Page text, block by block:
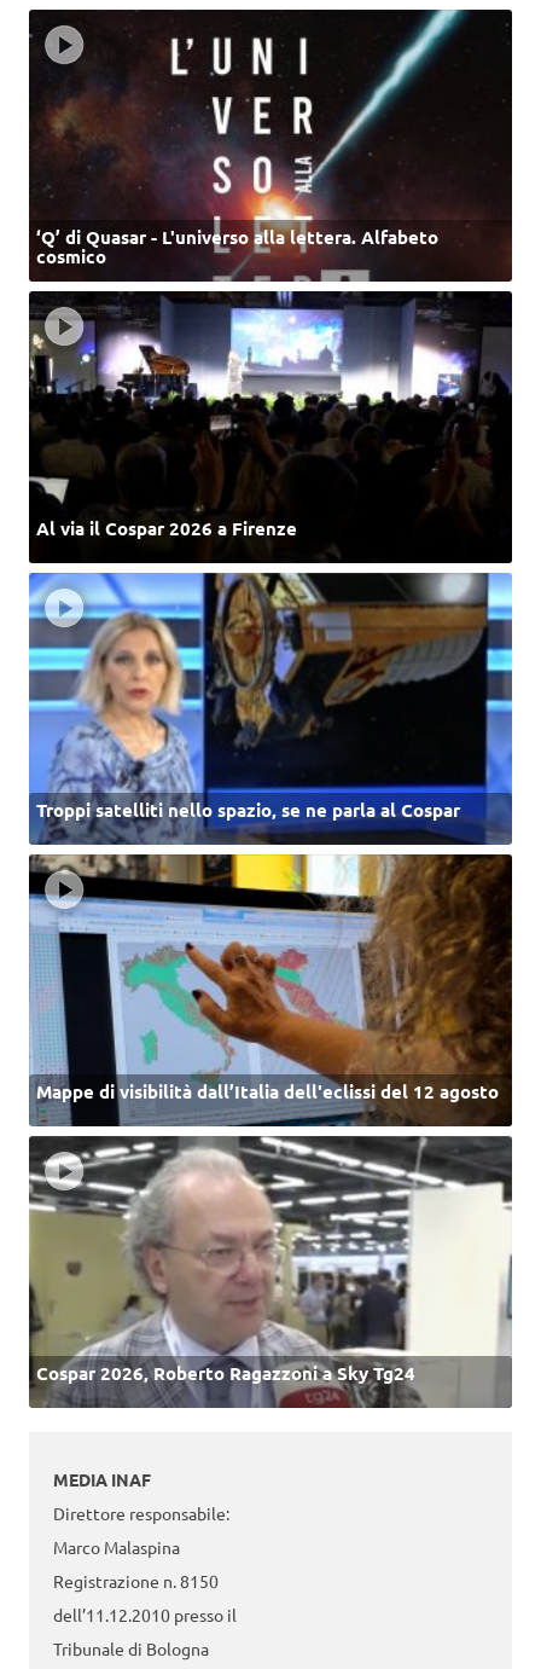
‘Q’ di Quasar - L'universo alla lettera. Alfabeto
cosmico
Al via il Cospar 2026 a Firenze
Troppi satelliti nello spazio, se ne parla al Cospar
Mappe di visibilità dall’Italia dell'eclissi del 12 agosto
Cospar 2026, Roberto Ragazzoni a Sky Tg24
MEDIA INAF
Direttore responsabile:
Marco Malaspina
Registrazione n. 8150
dell’11.12.2010 presso il
Tribunale di Bologna